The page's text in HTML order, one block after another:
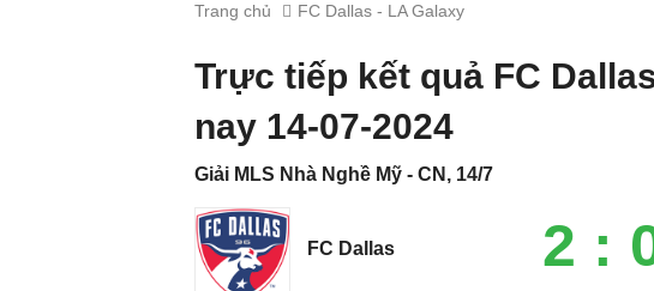
Trang chủ FC Dallas - LA Galaxy
Trực tiếp kết quả FC
nay 14-07-2024
Giải MLS Nhà Nghề Mỹ - CN, 14/7
FC Dallas 2 :